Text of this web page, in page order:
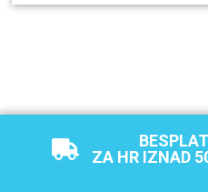
ZA HR IZNAD